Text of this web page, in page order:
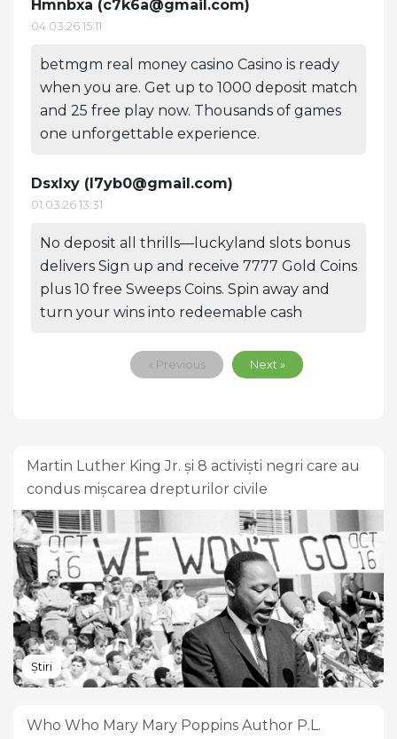
Hmnbxa (c7k6a@gmail.com)
04.03.26 15:11
betmgm real money casino Casino is ready
when you are. Get up to 1000 deposit match
and 25 free play now. Thousands of games
one unforgettable experience.
Dsxlxy (l7yb0@gmail.com)
01.03.26 13:31
No deposit all thrills—luckyland slots bonus
delivers Sign up and receive 7777 Gold Coins
plus 10 free Sweeps Coins. Spin away and
turn your wins into redeemable cash
« Previous Next »
Martin Luther King Jr. și 8 activiști negri care au
condus mișcarea drepturilor civile
Știri
Who Who Mary Mary Poppins Author P.L.